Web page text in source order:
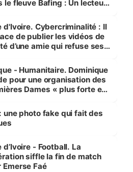
le fleuve Bafing : Un lecteur
d'Ivoire. Cybercriminalité : Il
de publier les vidéos de
d’une amie qui refuse ses
- Humanitaire. Dominique
pour une organisation des
Dames « plus forte et
scène internationale »
une photo fake qui fait des
d’Ivoire - Football. La
siffle la fin de match
Emerse Faé